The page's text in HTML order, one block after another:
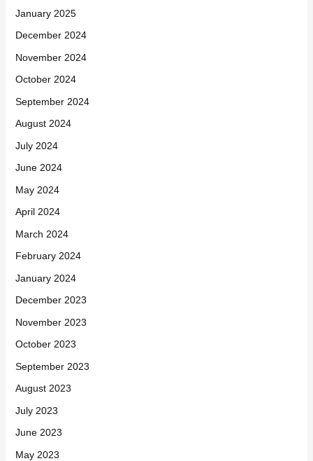
January 2025
December 2024
November 2024
October 2024
September 2024
August 2024
July 2024
June 2024
May 2024
April 2024
March 2024
February 2024
January 2024
December 2023
November 2023
October 2023
September 2023
August 2023
July 2023
June 2023
May 2023